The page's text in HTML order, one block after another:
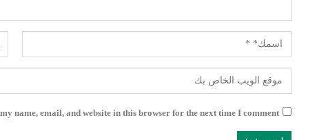
name, email, and website in this browser for the next time I comment.